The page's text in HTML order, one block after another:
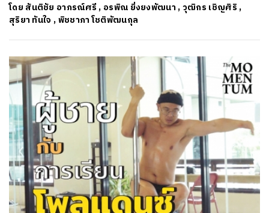
โดย สันติชัย อาภรณ์ศรี, อรพิณ ยิ่งยงพัฒนา,วุฒิกร เชิญศิริ,
สุริยา ทันใจ ,พิชชาภา โชติพัฒนกุล
ค้นหา
SHARE TWEET